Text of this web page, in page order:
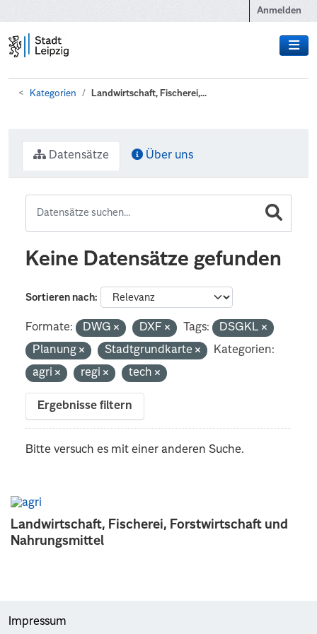
Anmelden
Kategorien Landwirtschaft, Fischerei,...
Landwirtschaft, Fischerei, Forstwirtschaft und
Nahrungsmittel
Datensätze Über uns
Keine Datensätze gefunden
Sortieren nach
Formate: DWG DXF Tags:
DSGKL
Planung
Stadtgrundkarte
Kategorien:
agri
regi tech
Ergebnisse filtern
Bitte versuch es mit einer anderen Suche.
Impressum